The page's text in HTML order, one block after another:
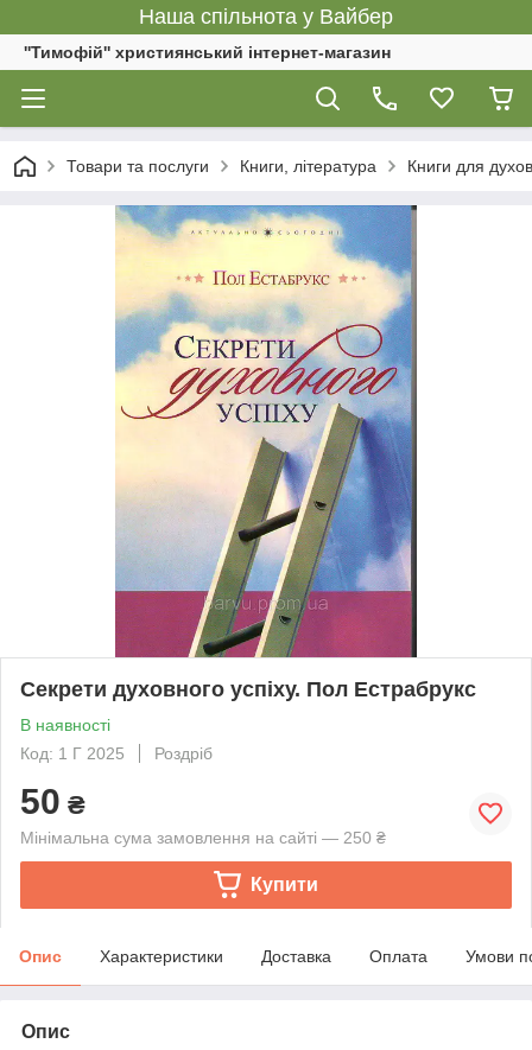
Наша спільнота у Вайбер
''Тимофій'' християнський інтернет-магазин
Товари та послуги Книги, література Книги для
Секрети духовного успіху. Пол Естрабрукс
В наявності
Код: 1 Г 2025
Роздріб
50 ₴
Мінімальна сума замовлення на сайті — 250 ₴
Купити
Опис Характеристики Доставка Оплата Умови
Опис